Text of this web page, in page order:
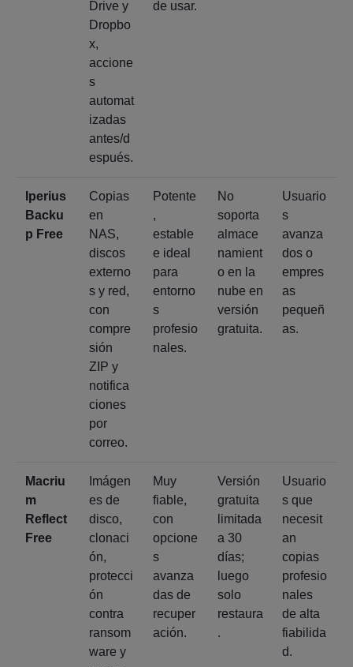
Drive y
Dropbo
x,
accione
s
automat
izadas
antes/d
espués.
de usar.
Iperius
Backu
p Free
Copias
en
NAS,
discos
externo
s y red,
con
compre
sión
ZIP y
notifica
ciones
por
correo.
Potente
,
estable
e ideal
para
entorno
s
profesio
nales.
No
soporta
almace
namient
o en la
nube en
versión
gratuita.
Usuario
s
avanza
dos o
empres
as
pequeñ
as.
Macriu
m
Reflect
Free
Imágen
es de
disco,
clonaci
ón,
protecci
ón
contra
ransom
ware y
Muy
fiable,
con
opcione
s
avanza
das de
recuper
ación.
Versión
gratuita
limitada
a 30
días;
luego
solo
restaura
.
Usuario
s que
necesit
an
copias
profesio
nales
de alta
fiabilida
d.